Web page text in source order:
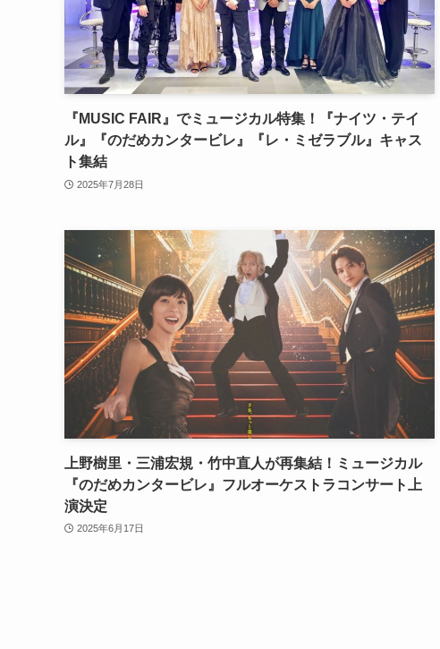
『MUSIC FAIR』でミュージカル特集！『ナイツ・テイ
ル』『のだめカンタービレ』『レ・ミゼラブル』キャス
ト集結
2025年7月28日
上野樹里・三浦宏規・竹中直人が再集結！ミュージカル
『のだめカンタービレ』フルオーケストラコンサート上
演決定
2025年6月17日